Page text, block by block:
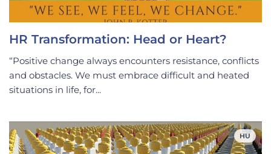
HR Transformation: Head or Heart?
“Positive change always encounters resistance, conflicts
and obstacles. We must embrace difficult and heated
situations in life, for...
HU